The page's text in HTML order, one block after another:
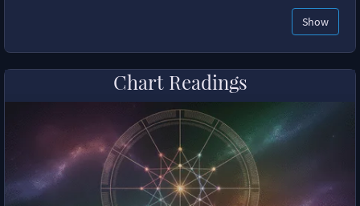
Show
Chart Readings